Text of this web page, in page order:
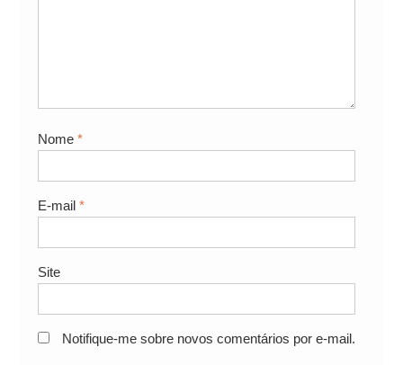
Nome *
E-mail *
Site
Notifique-me sobre novos comentários por e-mail.